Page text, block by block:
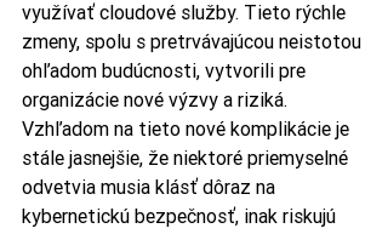
využívať cloudové služby. Tieto rýchle
zmeny, spolu s pretrvávajúcou neistotou
ohľadom budúcnosti, vytvorili pre
organizácie nové výzvy a riziká.
Vzhľadom na tieto nové komplikácie je
stále jasnejšie, že niektoré priemyselné
odvetvia musia klásť dôraz na
kybernetickú bezpečnosť, inak riskujú